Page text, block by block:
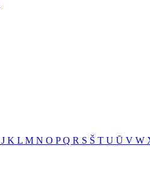
J K L M N O PQ R S Š T U Ū V W